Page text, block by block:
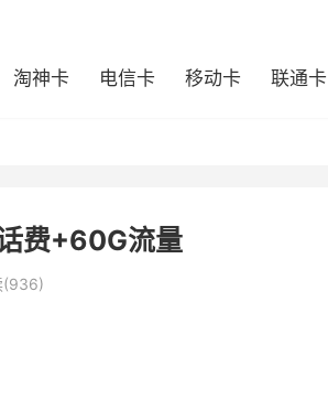
淘神卡 电信卡 移动卡 联通卡
费+60G流量
(936)